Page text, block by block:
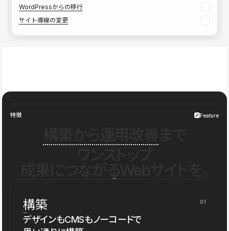
WordPressからの移行
サイト導線の変更
特徴 Feature
構築 01
デザインもCMSもノーコードで